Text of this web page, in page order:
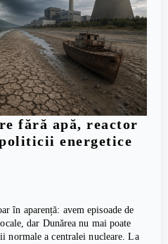
fără apă, reactor
energetice
în aparență: avem episoade de
dar Dunărea nu mai poate
normale a centralei nucleare. La